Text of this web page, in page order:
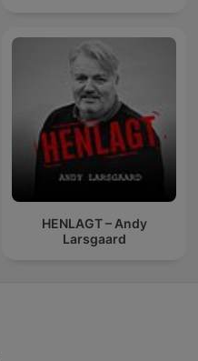
HENLAGT – Andy
Larsgaard